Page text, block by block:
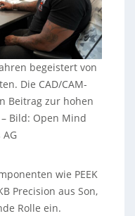
begeistert von
Die CAD/CAM-
Beitrag zur hohen
– Bild: Open Mind
wie PEEK
Precision aus Son,
Rolle ein.